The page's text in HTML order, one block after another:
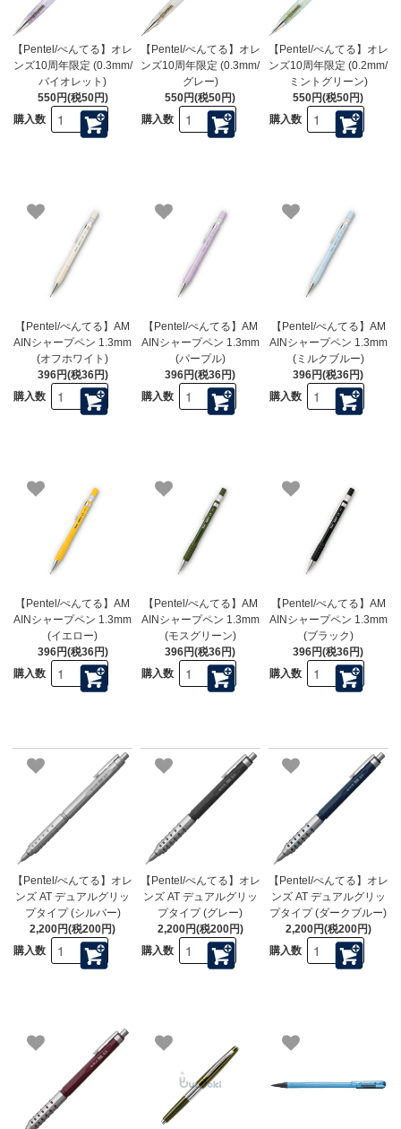
【Pentel/ぺんてる】オレ
ンズ10周年限定 (0.3mm/
バイオレット)
550円(税50円)
購入数
【Pentel/ぺんてる】オレ
ンズ10周年限定 (0.3mm/
グレー)
550円(税50円)
購入数
【Pentel/ぺんてる】オレ
ンズ10周年限定 (0.2mm/
ミントグリーン)
550円(税50円)
購入数
【Pentel/ぺんてる】AM
AINシャープペン 1.3mm
(オフホワイト)
396円(税36円)
購入数
【Pentel/ぺんてる】AM
AINシャープペン 1.3mm
(パープル)
396円(税36円)
購入数
【Pentel/ぺんてる】AM
AINシャープペン 1.3mm
(ミルクブルー)
396円(税36円)
購入数
【Pentel/ぺんてる】AM
AINシャープペン 1.3mm
(イエロー)
396円(税36円)
購入数
【Pentel/ぺんてる】AM
AINシャープペン 1.3mm
(モスグリーン)
396円(税36円)
購入数
【Pentel/ぺんてる】AM
AINシャープペン 1.3mm
(ブラック)
396円(税36円)
購入数
【Pentel/ぺんてる】オレ
ンズ AT デュアルグリッ
プタイプ (シルバー)
2,200円(税200円)
購入数
【Pentel/ぺんてる】オレ
ンズ AT デュアルグリッ
プタイプ (グレー)
2,200円(税200円)
購入数
【Pentel/ぺんてる】オレ
ンズ AT デュアルグリッ
プタイプ (ダークブルー)
2,200円(税200円)
購入数